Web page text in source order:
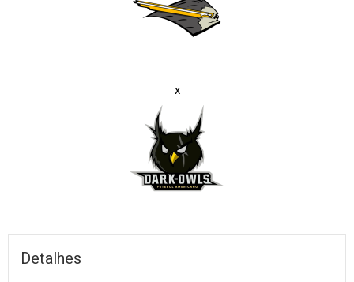
x
Detalhes